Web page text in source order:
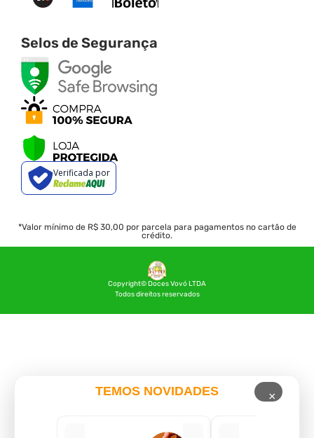
Selos de Segurança
Verificada por
*Valor mínimo de R$ 30,00 por parcela para pagamentos no cartão de
crédito.
Copyright© Doces Vovó LTDA
Todos direitos reservados
TEMOS NOVIDADES ×